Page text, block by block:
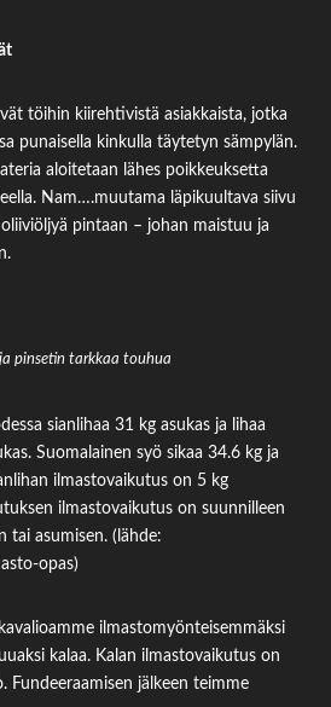
töihin kiirehtivistä asiakkaista, jotka
punaisella kinkulla täytetyn sämpylän.
aloitetaan lähes poikkeuksetta
Nam….muutama läpikuultava siivu
pintaan – johan maistuu ja
pinsetin tarkkaa touhua
sianlihaa 31 kg asukas ja lihaa
Suomalainen syö sikaa 34.6 kg ja
ilmastovaikutus on 5 kg
ilmastovaikutus on suunnilleen
tai asumisen. (lähde:
opas)
ilmastomyönteisemmäksi
kalaa. Kalan ilmastovaikutus on
Fundeeraamisen jälkeen teimme